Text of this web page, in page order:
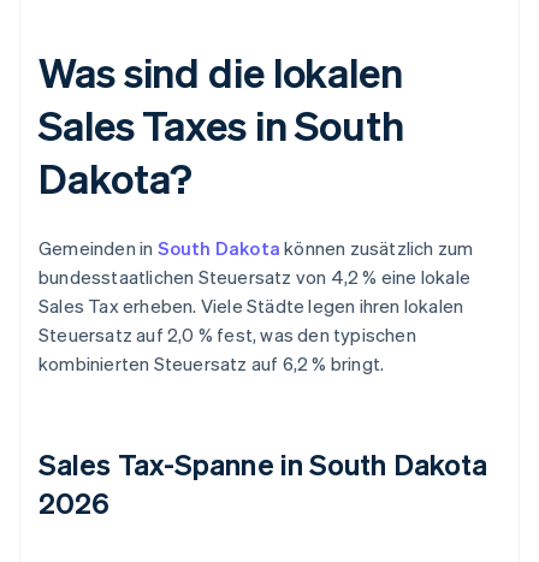
Was sind die lokalen
Sales Taxes in South
Dakota?
Gemeinden in South Dakota können zusätzlich zum
bundesstaatlichen Steuersatz von 4,2 % eine lokale
Sales Tax erheben. Viele Städte legen ihren lokalen
Steuersatz auf 2,0 % fest, was den typischen
kombinierten Steuersatz auf 6,2 % bringt.
Sales Tax-Spanne in South Dakota
2026